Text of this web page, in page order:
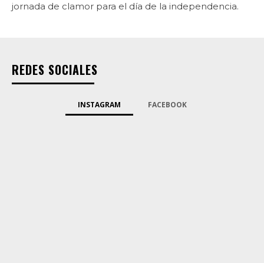
jornada de clamor para el día de la independencia.
REDES SOCIALES
INSTAGRAM FACEBOOK